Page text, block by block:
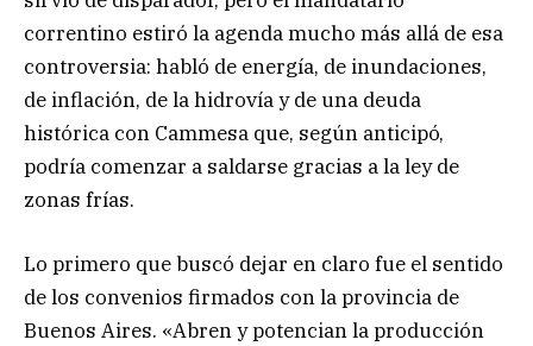
correntino estiró la agenda mucho más allá de esa
controversia: habló de energía, de inundaciones,
de inflación, de la hidrovía y de una deuda
histórica con Cammesa que, según anticipó,
podría comenzar a saldarse gracias a la ley de
zonas frías.
Lo primero que buscó dejar en claro fue el sentido
de los convenios firmados con la provincia de
Buenos Aires. «Abren y potencian la producción